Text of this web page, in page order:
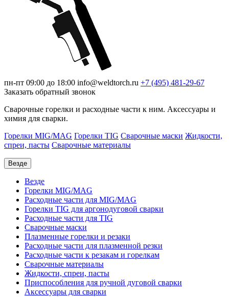
пн-пт 09:00 до 18:00 info@weldtorch.ru +7 (495) 481-29-67
Заказать обратный звонок
Сварочные горелки и расходные части к ним. Аксессуары и
химия для сварки.
Горелки MIG/MAG Горелки TIG Сварочные маски Жидкости,
спреи, пасты Сварочные материалы
Везде
Везде
Горелки MIG/MAG
Расходные части для MIG/MAG
Горелки TIG для аргонодуговой сварки
Расходные части для TIG
Сварочные маски
Плазменные горелки и резаки
Расходные части для плазменной резки
Расходные части к резакам и горелкам
Сварочные материалы
Жидкости, спреи, пасты
Приспособления для ручной дуговой сварки
Аксессуары для сварки